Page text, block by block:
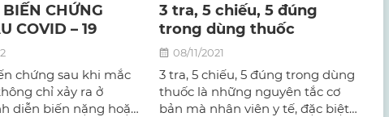
CHỨNG
COVID – 19
chứng sau khi mắc
chỉ xảy ra ở
diễn biến nặng hoặc
3 tra, 5 chiếu, 5 đúng
trong dùng thuốc
08/11/2021
3 tra, 5 chiếu, 5 đúng trong dùng
thuốc là những nguyên tắc cơ
bản mà nhân viên y tế, đặc biệt